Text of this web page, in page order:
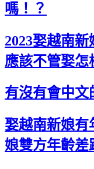
嗎！？
2023娶越南
應該不管娶怎
有沒有會中文
娶越南新娘有
娘雙方年齡差